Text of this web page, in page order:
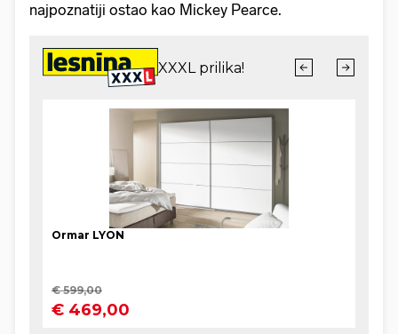
najpoznatiji ostao kao Mickey Pearce.